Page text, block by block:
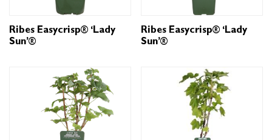
Ribes Easycrisp® ‘Lady
Sun’®
Ribes Easycrisp® ‘Lady
Sun’®